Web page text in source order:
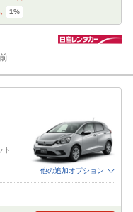
1%
ト
他の追加オプション